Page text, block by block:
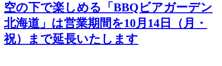
空の下で楽しめる「BBQビアガーデン
北海道」は営業期間を10月14日（月・
祝）まで延長いたします